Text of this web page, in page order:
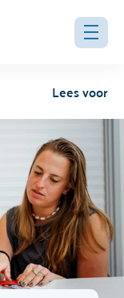
Lees voor